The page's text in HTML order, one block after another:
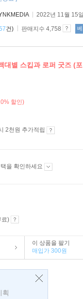
2022년 11월 15일
건) 판매지수 4,758 베
대별 스킵과 로퍼 굿즈 (
할인)
2천원 추가적립
을 확인하세요
료)
이 상품을 팔기
매입가 300원
획